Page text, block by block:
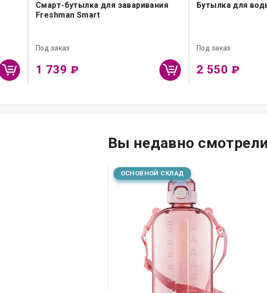
Смарт-бутылка для заваривания
Freshman Smart
Под заказ
1 739 ₽
Бутылка для
Под заказ
2 550 ₽
Вы недавно смотрели
ОСНОВНОЙ СКЛАД